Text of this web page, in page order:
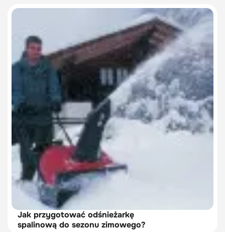
Jak przygotować odśnieżarkę
spalinową do sezonu zimowego?